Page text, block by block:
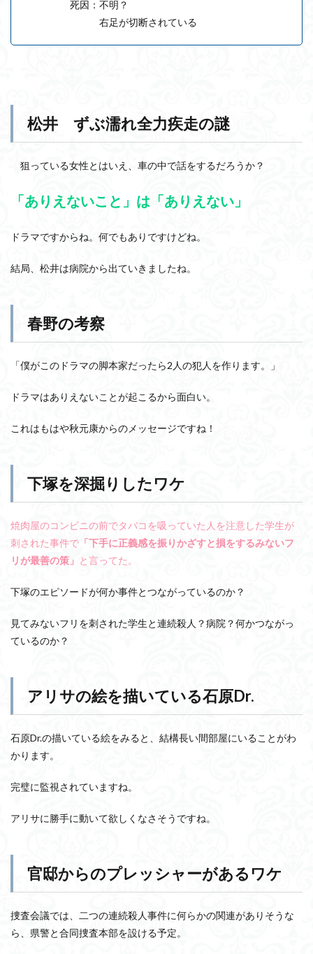
死因：不明？
右足が切断されている
松井 ずぶ濡れ全力疾走の謎
狙っている女性とはいえ、車の中で話をするだろうか？
「ありえないこと」は「ありえない」
ドラマですからね。何でもありですけどね。
結局、松井は病院から出ていきましたね。
春野の考察
「僕がこのドラマの脚本家だったら2人の犯人を作ります。」
ドラマはありえないことが起こるから面白い。
これはもはや秋元康からのメッセージですね！
下塚を深掘りしたワケ
焼肉屋のコンビニの前でタバコを吸っていた人を注意した学生が
刺された事件で 「下手に正義感を振りかざすと損をするみないフ
リが最善の策」 と言ってた。
下塚のエピソードが何か事件とつながっているのか？
見てみないフリを刺された学生と連続殺人？病院？何かつながっ
ているのか？
アリサの絵を描いている石原Dr.
石原Dr.の描いている絵をみると、結構長い間部屋にいることがわ
かります。
完璧に監視されていますね。
アリサに勝手に動いて欲しくなさそうですね。
官邸からのプレッシャーがあるワケ
捜査会議では、二つの連続殺人事件に何らかの関連がありそうな
ら、県警と合同捜査本部を設ける予定。